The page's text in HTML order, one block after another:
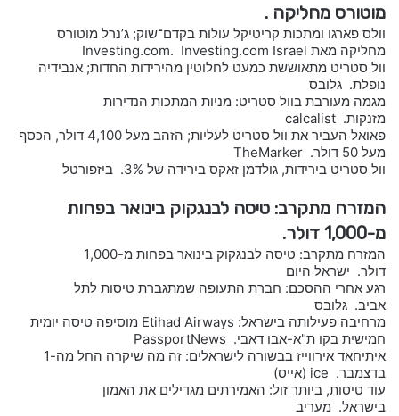
מוטורס מחליקה .
וולס פארגו ומתכות קריטיקל עולות בקדם־שוק; ג’נרל מוטורס
מחליקה מאת Investing.com. Investing.com Israel
וול סטריט מתאוששת כמעט לחלוטין מהירידות החדות; אנבידיה
נופלת. גלובס
מגמה מעורבת בוול סטריט: מניות המתכות הנדירות
מזנקות. calcalist
פאואל העביר את וול סטריט לעליות; הזהב מעל 4,100 דולר, הכסף
מעל 50 דולר. TheMarker
וול סטריט בירידות, גולדמן זאקס בירידה של 3%. ביזפורטל
המזרח מתקרב: טיסה לבנגקוק בינואר בפחות
מ-1,000 דולר.
המזרח מתקרב: טיסה לבנגקוק בינואר בפחות מ-1,000
דולר. ישראל היום
רגע אחרי ההסכם: חברת התעופה שמתגברת טיסות לתל
אביב. גלובס
מרחיבה פעילותה בישראל: Etihad Airways מוסיפה טיסה יומית
חמישית בקו ת"א-אבו דאבי. PassportNews
איתיחאד אירווייז בבשורה לישראלים: זה מה שיקרה החל מה-1
בדצמבר. ice (אייס)
עוד טיסות, ביותר זול: האמירתים מגדילים את האמון
בישראל. מעריב